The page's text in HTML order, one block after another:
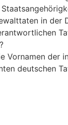
in der
Vornamen der
deutschen